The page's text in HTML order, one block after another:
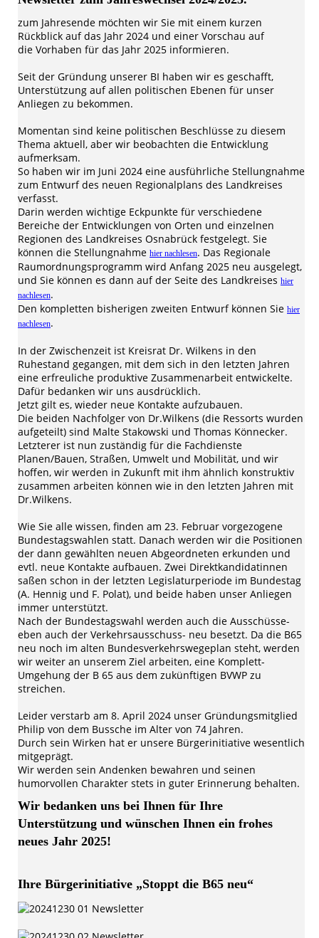
zum Jahresende möchten wir Sie mit einem kurzen
Rückblick auf das Jahr 2024 und einer Vorschau auf
die Vorhaben für das Jahr 2025 informieren.
Seit der Gründung unserer BI haben wir es geschafft,
Unterstützung auf allen politischen Ebenen für unser
Anliegen zu bekommen.
Momentan sind keine politischen Beschlüsse zu diesem
Thema aktuell, aber wir beobachten die Entwicklung
aufmerksam.
So haben wir im Juni 2024 eine ausführliche Stellungnahme
zum Entwurf des neuen Regionalplans des Landkreises
verfasst.
Darin werden wichtige Eckpunkte für verschiedene
Bereiche der Entwicklungen von Orten und einzelnen
Regionen des Landkreises Osnabrück festgelegt. Sie
können die Stellungnahme hier nachlesen. Das Regionale
Raumordnungsprogramm wird Anfang 2025 neu ausgelegt,
und Sie können es dann auf der Seite des Landkreises hier
nachlesen.
Den kompletten bisherigen zweiten Entwurf können Sie hier
nachlesen.
In der Zwischenzeit ist Kreisrat Dr. Wilkens in den
Ruhestand gegangen, mit dem sich in den letzten Jahren
eine erfreuliche produktive Zusammenarbeit entwickelte.
Dafür bedanken wir uns ausdrücklich.
Jetzt gilt es, wieder neue Kontakte aufzubauen.
Die beiden Nachfolger von Dr.Wilkens (die Ressorts wurden
aufgeteilt) sind Malte Stakowski und Thomas Könnecker.
Letzterer ist nun zuständig für die Fachdienste
Planen/Bauen, Straßen, Umwelt und Mobilität, und wir
hoffen, wir werden in Zukunft mit ihm ähnlich konstruktiv
zusammen arbeiten können wie in den letzten Jahren mit
Dr.Wilkens.
Wie Sie alle wissen, finden am 23. Februar vorgezogene
Bundestagswahlen statt. Danach werden wir die Positionen
der dann gewählten neuen Abgeordneten erkunden und
evtl. neue Kontakte aufbauen. Zwei Direktkandidatinnen
saßen schon in der letzten Legislaturperiode im Bundestag
(A. Hennig und F. Polat), und beide haben unser Anliegen
immer unterstützt.
Nach der Bundestagswahl werden auch die Ausschüsse-
eben auch der Verkehrsausschuss- neu besetzt. Da die B65
neu noch im alten Bundesverkehrswegeplan steht, werden
wir weiter an unserem Ziel arbeiten, eine Komplett-
Umgehung der B 65 aus dem zukünftigen BVWP zu
streichen.
Leider verstarb am 8. April 2024 unser Gründungsmitglied
Philip von dem Bussche im Alter von 74 Jahren.
Durch sein Wirken hat er unsere Bürgerinitiative wesentlich
mitgeprägt.
Wir werden sein Andenken bewahren und seinen
humorvollen Charakter stets in guter Erinnerung behalten.
Wir bedanken uns bei Ihnen für Ihre
Unterstützung und wünschen Ihnen ein frohes
neues Jahr 2025!
Ihre Bürgerinitiative „Stoppt die B65 neu“